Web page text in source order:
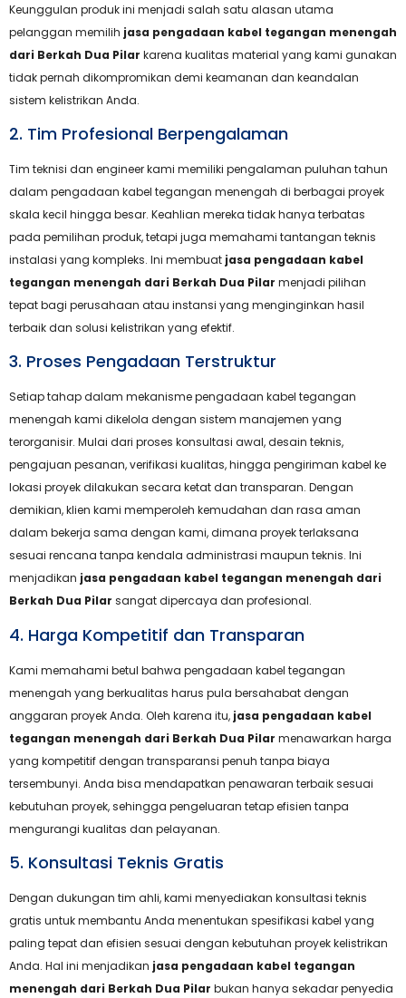
Keunggulan produk ini menjadi salah satu alasan utama
pelanggan memilih jasa pengadaan kabel tegangan menengah
dari Berkah Dua Pilar karena kualitas material yang kami gunakan
tidak pernah dikompromikan demi keamanan dan keandalan
sistem kelistrikan Anda.
2. Tim Profesional Berpengalaman
Tim teknisi dan engineer kami memiliki pengalaman puluhan tahun
dalam pengadaan kabel tegangan menengah di berbagai proyek
skala kecil hingga besar. Keahlian mereka tidak hanya terbatas
pada pemilihan produk, tetapi juga memahami tantangan teknis
instalasi yang kompleks. Ini membuat jasa pengadaan kabel
tegangan menengah dari Berkah Dua Pilar menjadi pilihan
tepat bagi perusahaan atau instansi yang menginginkan hasil
terbaik dan solusi kelistrikan yang efektif.
3. Proses Pengadaan Terstruktur
Setiap tahap dalam mekanisme pengadaan kabel tegangan
menengah kami dikelola dengan sistem manajemen yang
terorganisir. Mulai dari proses konsultasi awal, desain teknis,
pengajuan pesanan, verifikasi kualitas, hingga pengiriman kabel ke
lokasi proyek dilakukan secara ketat dan transparan. Dengan
demikian, klien kami memperoleh kemudahan dan rasa aman
dalam bekerja sama dengan kami, dimana proyek terlaksana
sesuai rencana tanpa kendala administrasi maupun teknis. Ini
menjadikan jasa pengadaan kabel tegangan menengah dari
Berkah Dua Pilar sangat dipercaya dan profesional.
4. Harga Kompetitif dan Transparan
Kami memahami betul bahwa pengadaan kabel tegangan
menengah yang berkualitas harus pula bersahabat dengan
anggaran proyek Anda. Oleh karena itu, jasa pengadaan kabel
tegangan menengah dari Berkah Dua Pilar menawarkan harga
yang kompetitif dengan transparansi penuh tanpa biaya
tersembunyi. Anda bisa mendapatkan penawaran terbaik sesuai
kebutuhan proyek, sehingga pengeluaran tetap efisien tanpa
mengurangi kualitas dan pelayanan.
5. Konsultasi Teknis Gratis
Dengan dukungan tim ahli, kami menyediakan konsultasi teknis
gratis untuk membantu Anda menentukan spesifikasi kabel yang
paling tepat dan efisien sesuai dengan kebutuhan proyek kelistrikan
Anda. Hal ini menjadikan jasa pengadaan kabel tegangan
menengah dari Berkah Dua Pilar bukan hanya sekadar penyedia